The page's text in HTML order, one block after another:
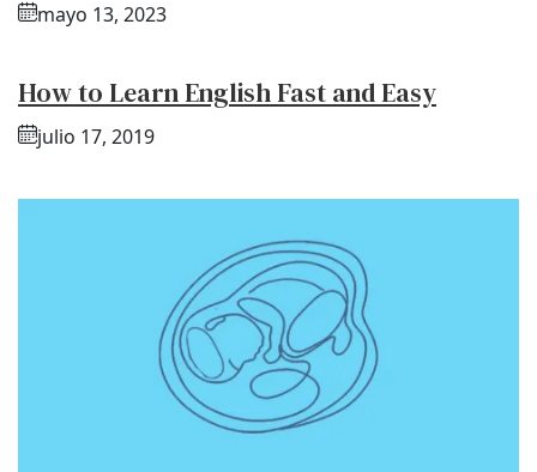
mayo 13, 2023
How to Learn English Fast and Easy
julio 17, 2019